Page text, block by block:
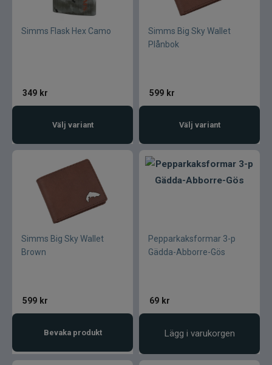
Simms Flask Hex Camo
349 kr
Välj variant
Simms Big Sky Wallet
Plånbok
599 kr
Välj variant
Simms Big Sky Wallet
Brown
599 kr
Bevaka produkt
Pepparkaksformar 3-p
Gädda-Abborre-Gös
69 kr
Lägg i varukorgen